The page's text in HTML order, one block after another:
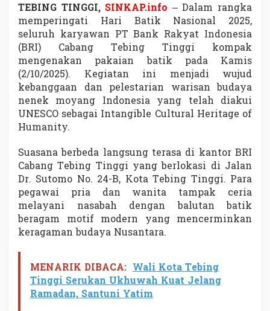
t
i
k
N
a
s
i
o
n
a
l
d
n
g
a
n
S
e
m
a
n
t
B
u
d
TEBING TINGGI, SINKAP.info – Dalam rangka
memperingati Hari Batik Nasional 2025,
seluruh karyawan PT Bank Rakyat Indonesia
(BRI) Cabang Tebing Tinggi kompak
mengenakan pakaian batik pada Kamis
(2/10/2025). Kegiatan ini menjadi wujud
kebanggaan dan pelestarian warisan budaya
nenek moyang Indonesia yang telah diakui
UNESCO sebagai Intangible Cultural Heritage of
Humanity.
Suasana berbeda langsung terasa di kantor BRI
Cabang Tebing Tinggi yang berlokasi di Jalan
Dr. Sutomo No. 24-B, Kota Tebing Tinggi. Para
pegawai pria dan wanita tampak ceria
melayani nasabah dengan balutan batik
beragam motif modern yang mencerminkan
keragaman budaya Nusantara.
MENARIK DIBACA: Wali Kota Tebing
Tinggi Serukan Ukhuwah Kuat Jelang
Ramadan, Santuni Yatim